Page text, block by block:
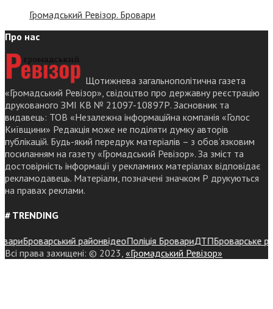
Громадський Ревізор. Бровари
Про нас
Щотижнева загальнополітична газета
«Громадський Ревізор», свідоцтво про державну реєстрацію
друкованого ЗМІ КВ № 21097-10897Р. Засновник та
видавець: ТОВ «Незалежна інформаційна компанія «Голос
Київщини» Редакція може не поділяти думку авторів
публікацій. Будь-який передрук матеріалів – з обов’язковим
посиланням на газету «Громадський Ревізор». За зміст та
достовірність інформації у рекламних матеріалах відповідає
рекламодавець. Матеріали, позначені значком Р друкуються
на правах реклами.
# TRENDING
Броварський районвідеоПоліція БровариДТПБроварське
Всі права захищені: © 2023, «Громадський Ревізор»